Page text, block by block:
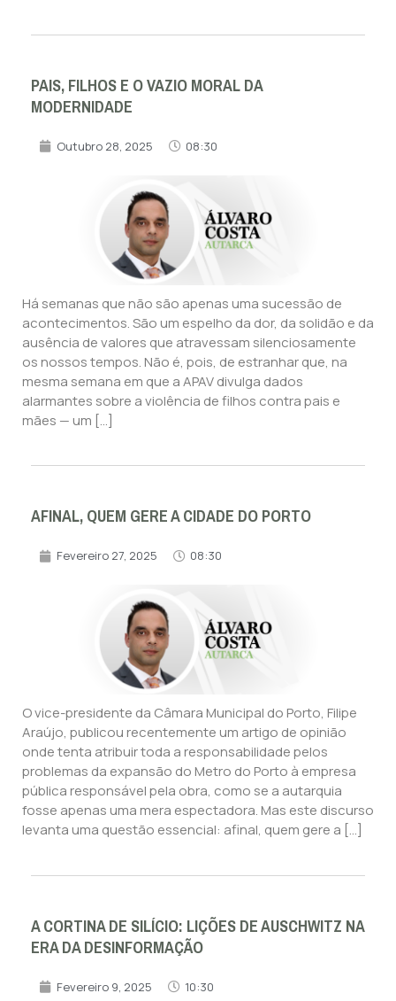
PAIS, FILHOS E O VAZIO MORAL DA
MODERNIDADE
Outubro 28, 2025 08:30
Há semanas que não são apenas uma sucessão de
acontecimentos. São um espelho da dor, da solidão e da
ausência de valores que atravessam silenciosamente
os nossos tempos. Não é, pois, de estranhar que, na
mesma semana em que a APAV divulga dados
alarmantes sobre a violência de filhos contra pais e
mães — um […]
AFINAL, QUEM GERE A CIDADE DO PORTO
Fevereiro 27, 2025 08:30
O vice-presidente da Câmara Municipal do Porto, Filipe
Araújo, publicou recentemente um artigo de opinião
onde tenta atribuir toda a responsabilidade pelos
problemas da expansão do Metro do Porto à empresa
pública responsável pela obra, como se a autarquia
fosse apenas uma mera espectadora. Mas este discurso
levanta uma questão essencial: afinal, quem gere a […]
A CORTINA DE SILÍCIO: LIÇÕES DE AUSCHWITZ NA
ERA DA DESINFORMAÇÃO
Fevereiro 9, 2025 10:30